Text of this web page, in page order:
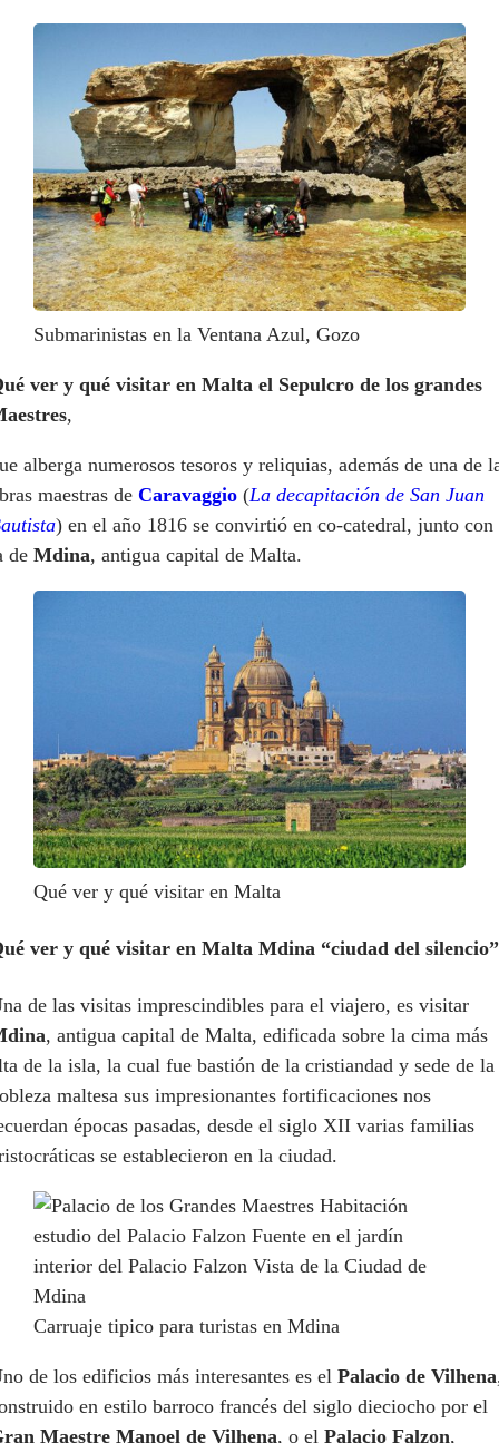
Submarinistas en la Ventana Azul, Gozo
ver y qué visitar en Malta el Sepulcro de los grandes
,
alberga numerosos tesoros y reliquias, además de una de
maestras de Caravaggio (La decapitación de San Juan
) en el año 1816 se convirtió en co-catedral, junto con
de Mdina, antigua capital de Malta.
Qué ver y qué visitar en Malta
ver y qué visitar en Malta Mdina “ciudad del silencio”
de las visitas imprescindibles para el viajero, es visitar
, antigua capital de Malta, edificada sobre la cima más
de la isla, la cual fue bastión de la cristiandad y sede de la
maltesa sus impresionantes fortificaciones nos
épocas pasadas, desde el siglo XII varias familias
se establecieron en la ciudad.
Carruaje tipico para turistas en Mdina
de los edificios más interesantes es el Palacio de Vilhena
en estilo barroco francés del siglo dieciocho por el
Maestre Manoel de Vilhena, o el Palacio Falzon,